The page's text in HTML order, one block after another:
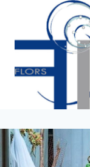
contenido